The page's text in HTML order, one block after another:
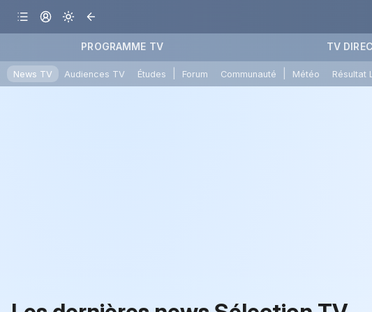
PROGRAMME TV TV
News TV Audiences TV Études Forum Communauté Météo Résultat